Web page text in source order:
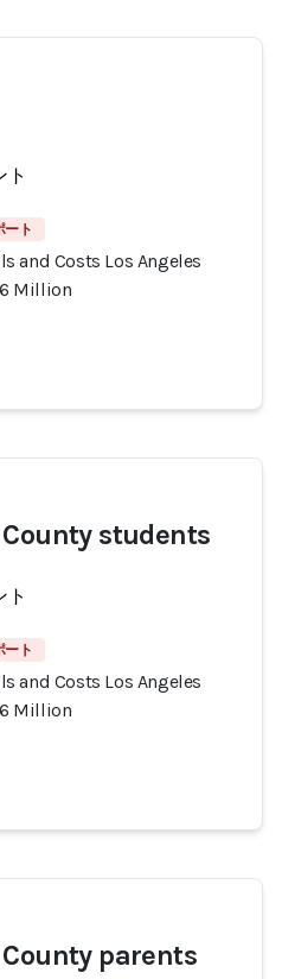
ト
ート
and Costs Los Angeles
Million
students
ト
ート
and Costs Los Angeles
Million
parents